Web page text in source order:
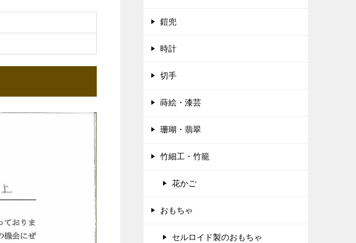
鎧兜
時計
切手
蒔絵・漆芸
珊瑚・翡翠
竹細工・竹籠
花かご
おもちゃ
セルロイド製のおもちゃ